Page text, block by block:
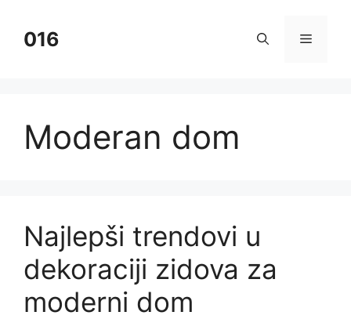
content
016 Menu
Moderan dom
Najlepši trendovi u
dekoraciji zidova za
moderni dom